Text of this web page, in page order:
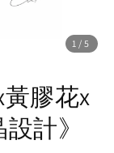
1 /5
黃膠花x
計》